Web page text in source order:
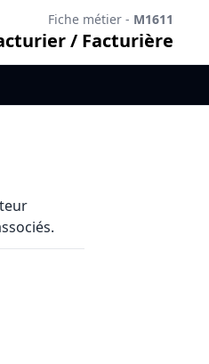
Fiche métier - M1611
/ Facturière